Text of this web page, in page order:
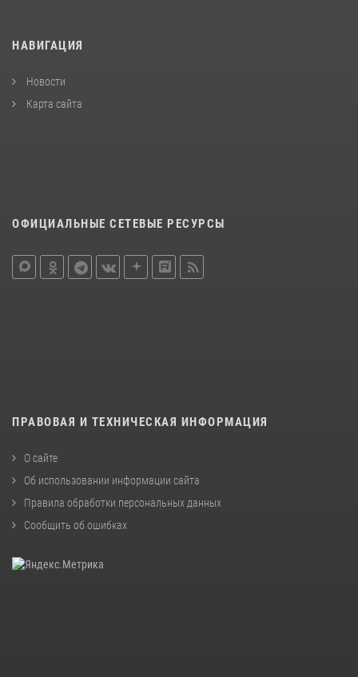
НАВИГАЦИЯ
Новости
Карта сайта
ОФИЦИАЛЬНЫЕ СЕТЕВЫЕ РЕСУРСЫ
ПРАВОВАЯ И ТЕХНИЧЕСКАЯ ИНФОРМАЦИЯ
О сайте
Об использовании информации сайта
Правила обработки персональных данных
Сообщить об ошибках